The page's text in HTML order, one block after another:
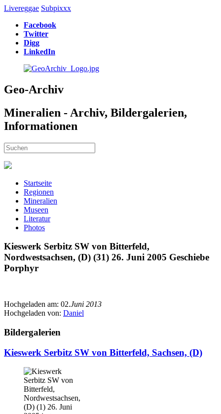
Livereggae Subpixxx
Facebook
Twitter
Digg
LinkedIn
Geo-Archiv
Mineralien - Archiv, Bildergalerien,
Informationen
Startseite
Regionen
Mineralien
Museen
Literatur
Photos
Kieswerk Serbitz SW von Bitterfeld,
Nordwestsachsen, (D) (31) 26. Juni 2005 Geschiebe
Porphyr
Hochgeladen am: 02.Juni 2013
Hochgeladen von: Daniel
Bildergalerien
Kieswerk Serbitz SW von Bitterfeld, Sachsen, (D)